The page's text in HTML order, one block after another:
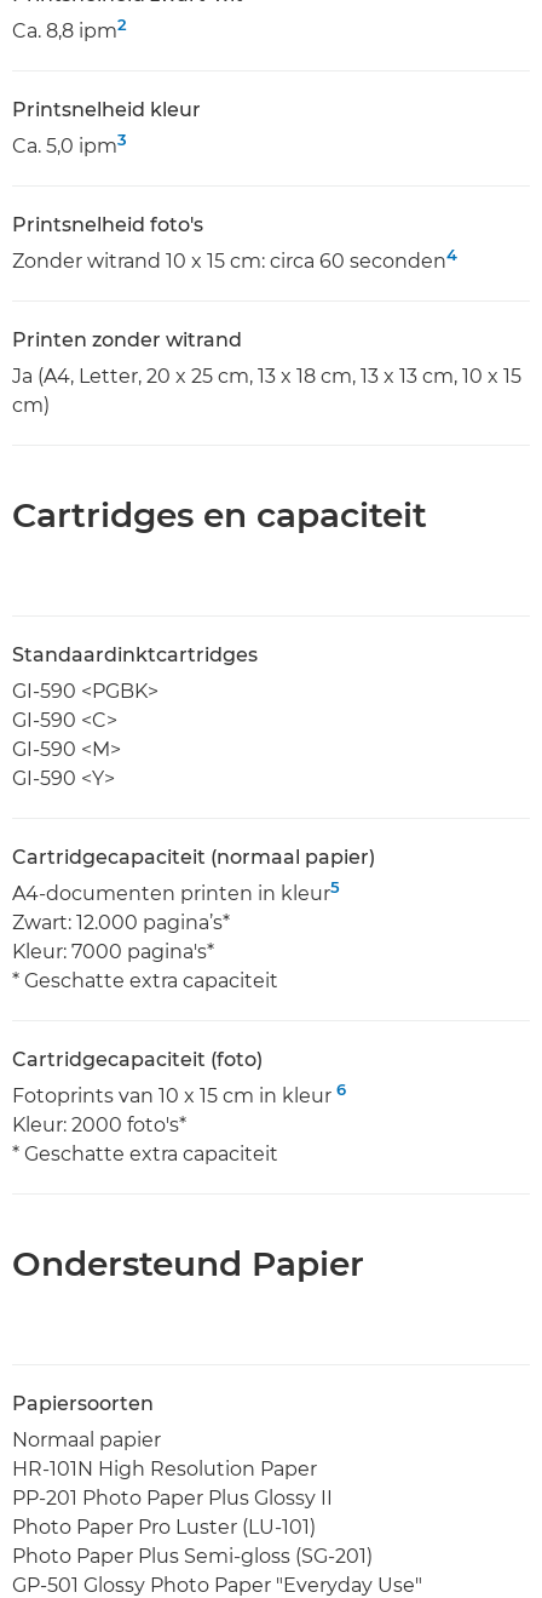
Ca. 8,8 ipm2
Printsnelheid kleur
Ca. 5,0 ipm3
Printsnelheid foto's
Zonder witrand 10 x 15 cm: circa 60 seconden4
Printen zonder witrand
Ja (A4, Letter, 20 x 25 cm, 13 x 18 cm, 13 x 13 cm, 10 x 15
cm)
Cartridges en capaciteit
Standaardinktcartridges
GI-590 <PGBK>
GI-590 <C>
GI-590 <M>
GI-590 <Y>
Cartridgecapaciteit (normaal papier)
A4-documenten printen in kleur5
Zwart: 12.000 pagina’s*
Kleur: 7000 pagina's*
* Geschatte extra capaciteit
Cartridgecapaciteit (foto)
Fotoprints van 10 x 15 cm in kleur 6
Kleur: 2000 foto's*
* Geschatte extra capaciteit
Ondersteund Papier
Papiersoorten
Normaal papier
HR-101N High Resolution Paper
PP-201 Photo Paper Plus Glossy II
Photo Paper Pro Luster (LU-101)
Photo Paper Plus Semi-gloss (SG-201)
GP-501 Glossy Photo Paper "Everyday Use"